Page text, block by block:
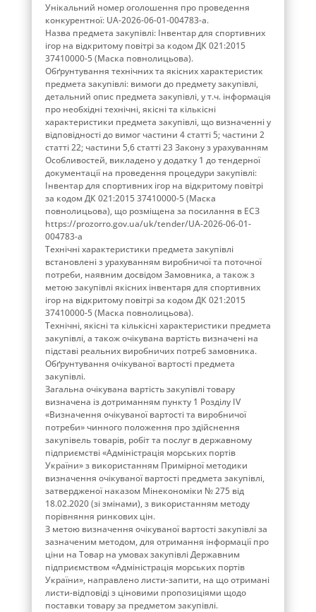
Унікальний номер оголошення про проведення
конкурентної: UA-2026-06-01-004783-a.
Назва предмета закупівлі: Інвентар для спортивних
ігор на відкритому повітрі за кодом ДК 021:2015
37410000-5 (Маска повнолицьова).
Обґрунтування технічних та якісних характеристик
предмета закупівлі: вимоги до предмету закупівлі,
детальний опис предмета закупівлі, у т.ч. інформація
про необхідні технічні, якісні та кількісні
характеристики предмета закупівлі, що визначенні у
відповідності до вимог частини 4 статті 5; частини 2
статті 22; частини 5,6 статті 23 Закону з урахуванням
Особливостей, викладено у додатку 1 до тендерної
документації на проведення процедури закупівлі:
Інвентар для спортивних ігор на відкритому повітрі
за кодом ДК 021:2015 37410000-5 (Маска
повнолицьова), що розміщена за посилання в ЕСЗ
https://prozorro.gov.ua/uk/tender/UA-2026-06-01-
004783-a
Технічні характеристики предмета закупівлі
встановлені з урахуванням виробничої та поточної
потреби, наявним досвідом Замовника, а також з
метою закупівлі якісних інвентаря для спортивних
ігор на відкритому повітрі за кодом ДК 021:2015
37410000-5 (Маска повнолицьова).
Технічні, якісні та кількісні характеристики предмета
закупівлі, а також очікувана вартість визначені на
підставі реальних виробничих потреб замовника.
Обґрунтування очікуваної вартості предмета
закупівлі.
Загальна очікувана вартість закупівлі товару
визначена із дотриманням пункту 1 Розділу IV
«Визначення очікуваної вартості та виробничої
потреби» чинного положення про здійснення
закупівель товарів, робіт та послуг в державному
підприємстві «Адміністрація морських портів
України» з використанням Примірної методики
визначення очікуваної вартості предмета закупівлі,
затвердженої наказом Мінекономіки № 275 від
18.02.2020 (зі змінами), з використанням методу
порівняння ринкових цін.
З метою визначення очікуваної вартості закупівлі за
зазначеним методом, для отримання інформації про
ціни на Товар на умовах закупівлі Державним
підприємством «Адміністрація морських портів
України», направлено листи-запити, на що отримані
листи-відповіді з ціновими пропозиціями щодо
поставки товару за предметом закупівлі.